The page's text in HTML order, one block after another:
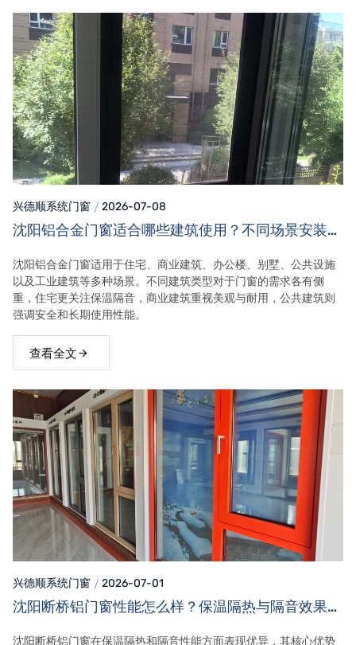
兴德顺系统门窗 2026-07-08
沈阳铝合金门窗适合哪些建筑使用？不同场景安装需
沈阳铝合金门窗适用于住宅、商业建筑、办公楼、别墅、公共设施
以及工业建筑等多种场景。不同建筑类型对于门窗的需求各有侧
重，住宅更关注保温隔音，商业建筑重视美观与耐用，公共建筑则
强调安全和长期使用性能。
查看全文
兴德顺系统门窗 2026-07-01
沈阳断桥铝门窗性能怎么样？保温隔热与隔音效果详
沈阳断桥铝门窗在保温隔热和隔音性能方面表现优异，其核心优势